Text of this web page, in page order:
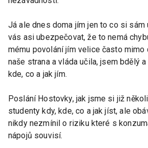
Já ale dnes doma jím jen to co si sám
vás asi ubezpečovat, že to nemá
mému povolání jím velice často mimo
naše strana a vláda učila, jsem bdělý
kde, co a jak jím.
Poslání Hostovky, jak jsme si již
studenty kdy, kde, co a jak jíst, ale
nikdy nezmínil o riziku které s
nápojů souvisí.